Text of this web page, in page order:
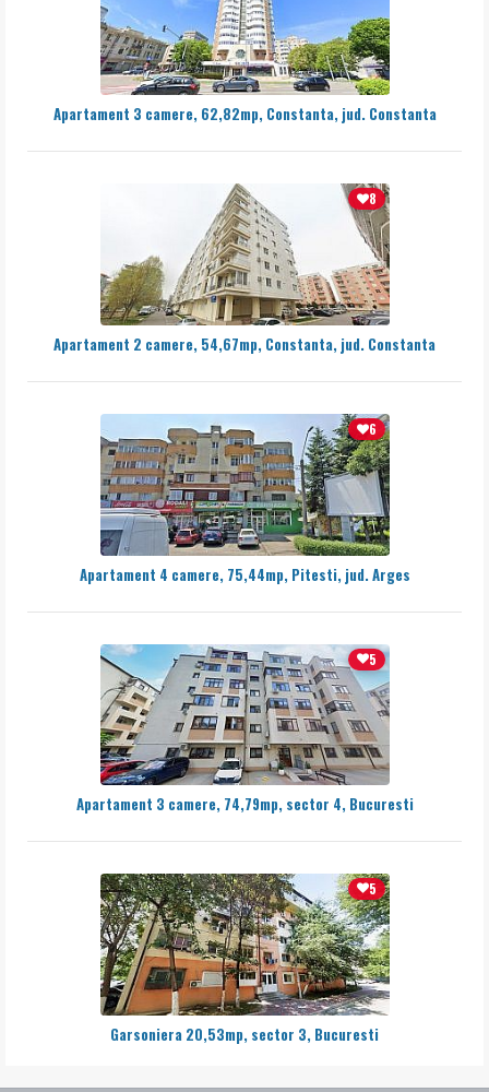
Apartament 3 camere, 62,82mp, Constanta, jud. Constanta
8
Apartament 2 camere, 54,67mp, Constanta, jud. Constanta
6
Apartament 4 camere, 75,44mp, Pitesti, jud. Arges
5
Apartament 3 camere, 74,79mp, sector 4, Bucuresti
5
Garsoniera 20,53mp, sector 3, Bucuresti